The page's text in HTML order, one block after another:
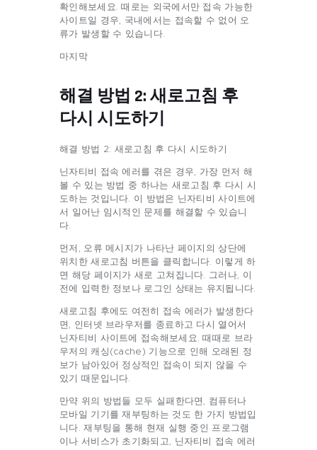
확인해보세요. 때로는 외국에서만 접속 가능한
사이트일 경우, 국내에서는 접속할 수 없어 오
류가 발생할 수 있습니다.
마지막
해결 방법 2: 새로고침 후
다시 시도하기
해결 방법 2: 새로고침 후 다시 시도하기
닌자티비 접속 에러를 겪은 경우, 가장 먼저 해
볼 수 있는 방법 중 하나는 새로고침 후 다시 시
도하는 것입니다. 이 방법은 닌자티비 사이트에
서 일어난 임시적인 문제를 해결할 수 있습니
다.
먼저, 오류 메시지가 나타난 페이지의 상단에
위치한 새로고침 버튼을 클릭합니다. 이렇게 하
면 해당 페이지가 새로 고쳐집니다. 그러나, 이
전에 입력한 정보나 로그인 상태는 유지됩니다.
새로고침 후에도 여전히 접속 에러가 발생한다
면, 인터넷 브라우저를 종료하고 다시 열어서
닌자티비 사이트에 접속해보세요. 때때로 브라
우저의 캐싱(cache) 기능으로 인해 오래된 정
보가 남아있어 정상적인 접속이 되지 않을 수
있기 때문입니다.
만약 위의 방법들 모두 실패한다면, 컴퓨터나
모바일 기기를 재부팅하는 것도 한 가지 방법입
니다. 재부팅을 통해 현재 실행 중인 프로그램
이나 서비스가 초기화되고, 닌자티비 접속 에러